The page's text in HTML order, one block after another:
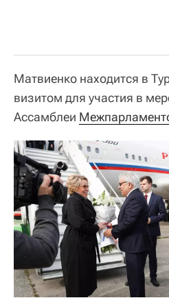
Матвиенко находится в
визитом для участия в
Ассамблеи